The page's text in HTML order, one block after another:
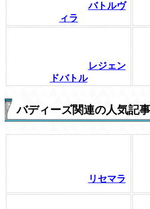
バトルヴ
ィラ
レジェン
ドバトル
バディーズ関連の人気記事
リセマラ